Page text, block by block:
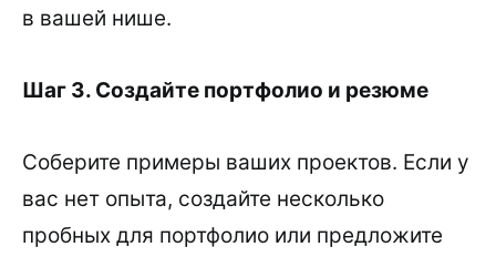
в вашей нише.
Шаг 3. Создайте портфолио и резюме
Соберите примеры ваших проектов. Если у
вас нет опыта, создайте несколько
пробных для портфолио или предложите